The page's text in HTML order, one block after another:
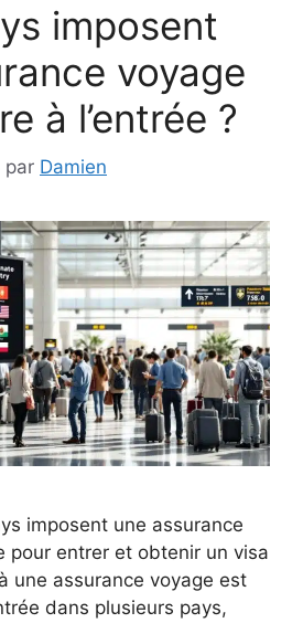
imposent
voyage
à l’entrée ?
par Damien
imposent une assurance
pour entrer et obtenir un visa
une assurance voyage est
dans plusieurs pays,